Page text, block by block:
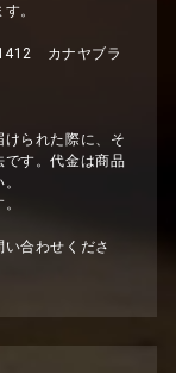
。
カナヤブラ
られた際に、そ
す。代金は商品
合わせくださ